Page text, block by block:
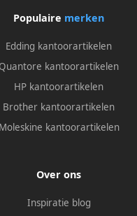
Populaire merken
Edding kantoorartikelen
Quantore kantoorartikelen
HP kantoorartikelen
Brother kantoorartikelen
Moleskine kantoorartikelen
Over ons
Inspiratie blog